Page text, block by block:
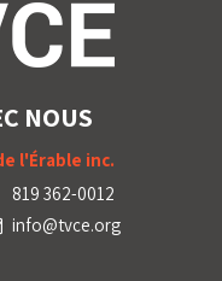
NOUS
l'Érable inc.
819 362-0012
info@tvce.org